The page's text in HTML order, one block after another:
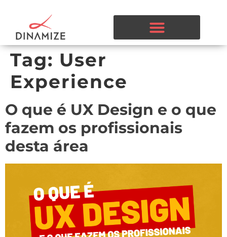
Tag: User
Experience
O que é UX Design e o que
fazem os profissionais
desta área